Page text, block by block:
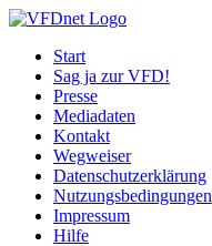
Start
Sag ja zur VFD!
Presse
Mediadaten
Kontakt
Wegweiser
Datenschutzerklärung
Nutzungsbedingungen
Impressum
Hilfe